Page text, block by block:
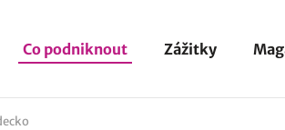
Co podniknout Zážitky